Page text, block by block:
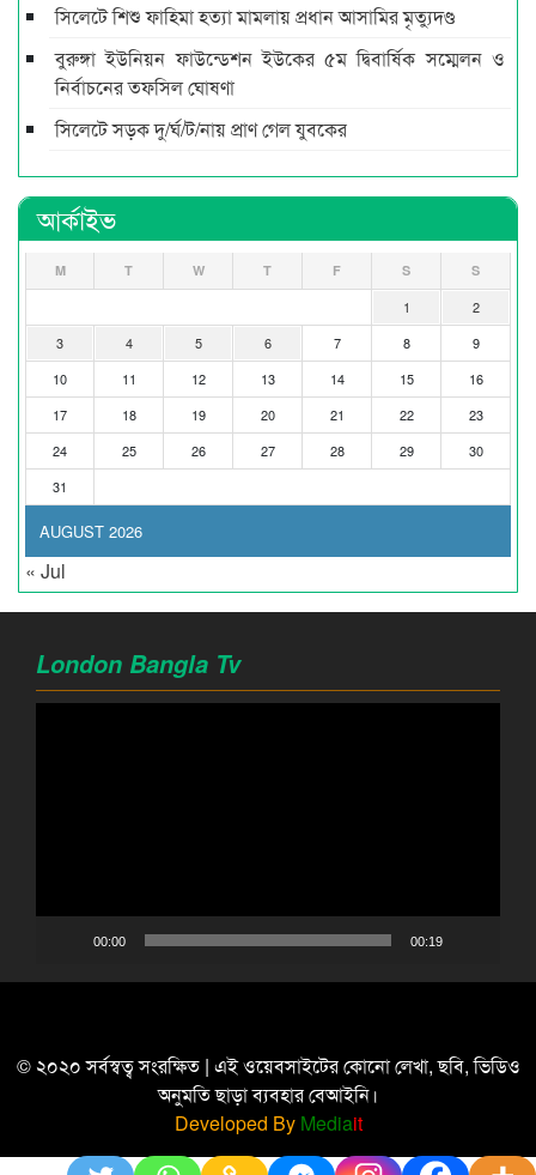
সিলেটে শিশু ফাহিমা হত্যা মামলায় প্রধান আসামির মৃত্যুদণ্ড
বুরুঙ্গা ইউনিয়ন ফাউন্ডেশন ইউকের ৫ম দ্বিবার্ষিক সম্মেলন ও
নির্বাচনের তফসিল ঘোষণা
সিলেটে সড়ক দু/র্ঘ/ট/নায় প্রাণ গেল যুবকের
আর্কাইভ
AUGUST 2026
M T W T F S S
1
2
3
4 5 6 7 8
9
10
11 12 13 14 15
16
17
18 19 20 21 22
23
24
25 26 27 28 29
30
31
« Jul
London Bangla Tv
00:00 00:19
© ২০২০ সর্বস্বত্ব সংরক্ষিত | এই ওয়েবসাইটের কোনো লেখা, ছবি, ভিডিও
অনুমতি ছাড়া ব্যবহার বেআইনি।
Developed By Mediait